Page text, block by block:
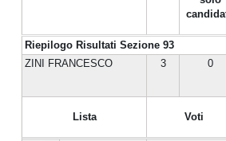
Riepilogo Risultati Sezione 93
ZINI FRANCESCO 3 0
Lista Voti